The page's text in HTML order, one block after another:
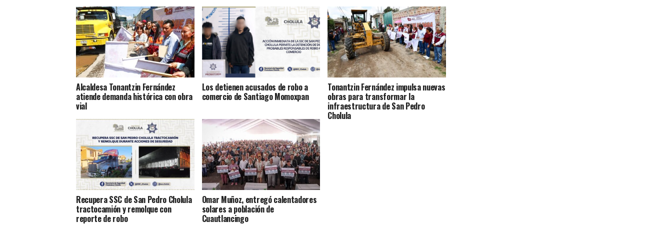
Alcaldesa Tonantzin Fernández
atiende demanda histórica con obra
vial
Los detienen acusados de robo a
comercio de Santiago Momoxpan
Tonantzin Fernández impulsa nuevas
obras para transformar la
infraestructura de San Pedro
Cholula
Recupera SSC de San Pedro Cholula
tractocamión y remolque con
reporte de robo
Omar Muñoz, entregó calentadores
solares a población de
Cuautlancingo